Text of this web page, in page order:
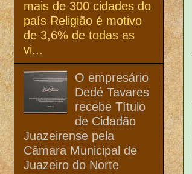
mais de 300 cidades do
país Religião é motivo
de 3,6% de todas as
vi...
O empresário
Dedé Tavares
recebe Título
de Cidadão
Juazeirense pela
Câmara Municipal de
Juazeiro do Norte